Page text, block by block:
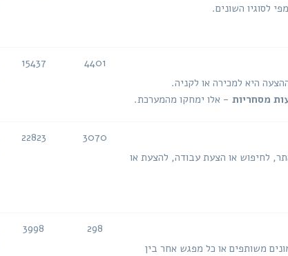
לסוגיו השונים.
היא למכירה או לקניה.
מסחריות - אלו ימחקו מהמערכת.
4401
15437
לחיפוש או הצעת עבודה, להצעת או
3070
22823
משותפים או כל מפגש אחר בין
298
3998